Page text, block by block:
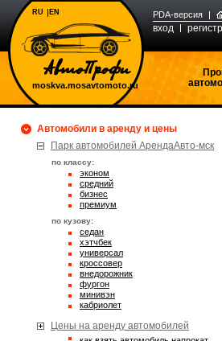
moskva.mosavtomoto.ru
PDA-версия
вход
RU EN
Автомобили в аренду и цены
Парк автомобилей АрендаАвто-мск
по классу:
эконом
средний
бизнес
премиум
по кузову:
седан
хэтчбек
универсал
кроссовер
внедорожник
фургон
минивэн
кабриолет
Цены на аренду автомобилей